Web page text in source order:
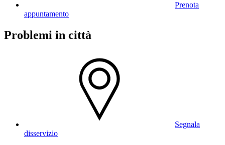
Prenota
appuntamento
Problemi in città
Segnala
disservizio